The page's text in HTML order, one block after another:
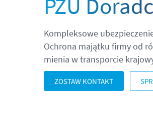
PZU
Kompleksowe
Ochrona majątku firmy od
mienia w transporcie
ZOSTAW KONTAKT